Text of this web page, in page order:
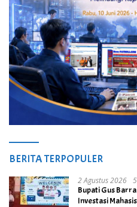
BERITA TERPOPULER
2 Agustus 2026
Bupati Gus
Investasi